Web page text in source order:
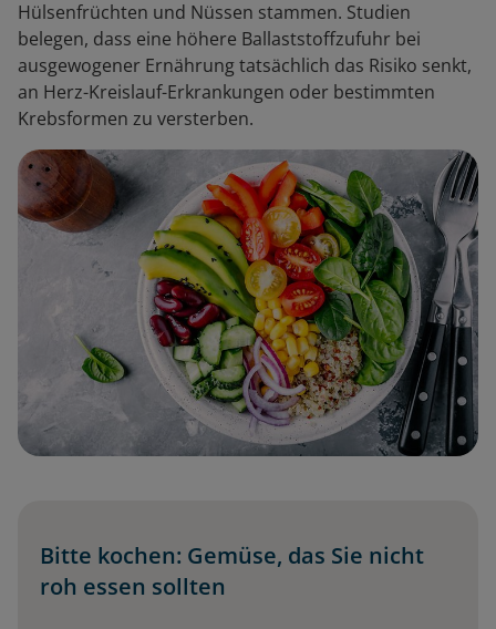
Hülsenfrüchten und Nüssen stammen. Studien
belegen, dass eine höhere Ballaststoffzufuhr bei
ausgewogener Ernährung tatsächlich das Risiko senkt,
an Herz-Kreislauf-Erkrankungen oder bestimmten
Krebsformen zu versterben.
Bitte kochen: Gemüse, das Sie nicht
roh essen sollten